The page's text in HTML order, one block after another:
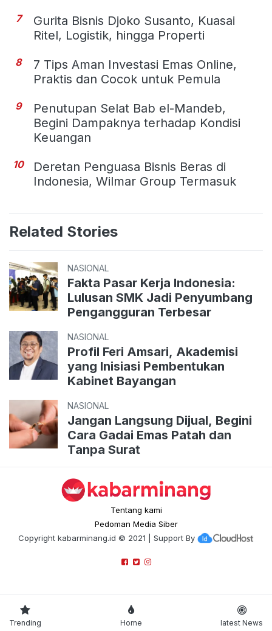
7
Gurita Bisnis Djoko Susanto, Kuasai
Ritel, Logistik, hingga Properti
8
7 Tips Aman Investasi Emas Online,
Praktis dan Cocok untuk Pemula
9
Penutupan Selat Bab el-Mandeb,
Begini Dampaknya terhadap Kondisi
Keuangan
10
Deretan Penguasa Bisnis Beras di
Indonesia, Wilmar Group Termasuk
Related Stories
NASIONAL
Fakta Pasar Kerja Indonesia:
Lulusan SMK Jadi Penyumbang
Pengangguran Terbesar
NASIONAL
Profil Feri Amsari, Akademisi
yang Inisiasi Pembentukan
Kabinet Bayangan
NASIONAL
Jangan Langsung Dijual, Begini
Cara Gadai Emas Patah dan
Tanpa Surat
Tentang kami
Pedoman Media Siber
Copyright kabarminang.id © 2021 | Support By
Trending Home latest News